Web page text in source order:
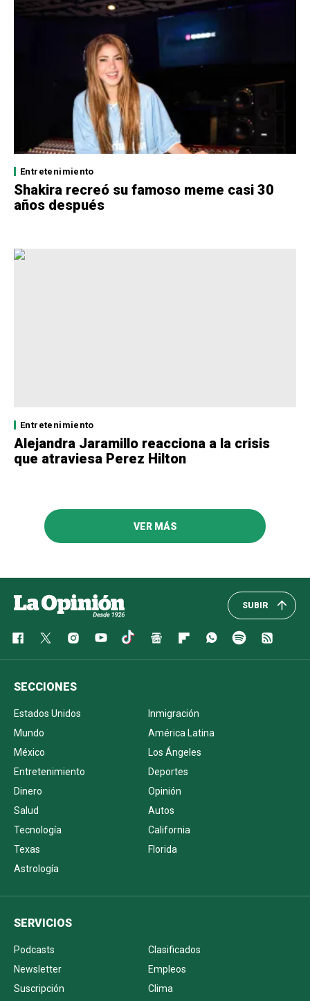
Entretenimiento
Shakira recreó su famoso meme casi 30
años después
Entretenimiento
Alejandra Jaramillo reacciona a la crisis
que atraviesa Perez Hilton
VER MÁS
SUBIR
SECCIONES
Estados Unidos
Inmigración
Mundo
América Latina
México
Los Ángeles
Entretenimiento
Deportes
Dinero
Opinión
Salud
Autos
Tecnología
California
Texas
Florida
Astrología
SERVICIOS
Podcasts
Clasificados
Newsletter
Empleos
Suscripción
Clima